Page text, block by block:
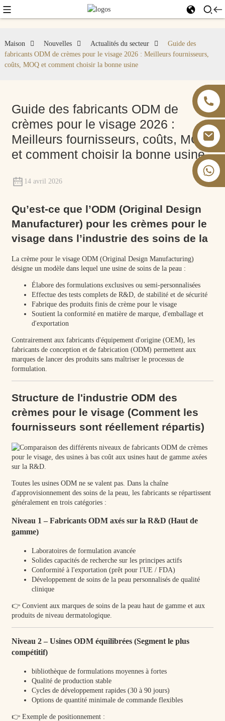
Maison Nouvelles Actualités du secteur
Guide des
fabricants ODM de crèmes pour le visage 2026 : Meilleurs fournisseurs,
coûts, MOQ et comment choisir la bonne usine
Guide des fabricants ODM de
crèmes pour le visage 2026 :
Meilleurs fournisseurs, coûts, MOQ
et comment choisir la bonne usine
14 avril 2026
Qu’est-ce que l’ODM (Original Design
Manufacturer) pour les crèmes pour le
visage dans l’industrie des soins de la
La crème pour le visage ODM (Original Design Manufacturing)
désigne un modèle dans lequel une usine de soins de la peau :
Élabore des formulations exclusives ou semi-personnalisées
Effectue des tests complets de R&D, de stabilité et de sécurité
Fabrique des produits finis de crème pour le visage
Soutient la conformité en matière de marque, d'emballage et
d'exportation
Contrairement aux fabricants d'équipement d'origine (OEM), les
fabricants de conception et de fabrication (ODM) permettent aux
marques de lancer des produits sans maîtriser le processus de
formulation.
Structure de l'industrie ODM des
crèmes pour le visage (Comment les
fournisseurs sont réellement répartis)
Toutes les usines ODM ne se valent pas. Dans la chaîne
d'approvisionnement des soins de la peau, les fabricants se répartissent
généralement en trois catégories :
Niveau 1 – Fabricants ODM axés sur la R&D (Haut de
gamme)
Laboratoires de formulation avancée
Solides capacités de recherche sur les principes actifs
Conformité à l'exportation (prêt pour l'UE / FDA)
Développement de soins de la peau personnalisés de qualité
clinique
👉 Convient aux marques de soins de la peau haut de gamme et aux
produits de niveau dermatologique.
Niveau 2 – Usines ODM équilibrées (Segment le plus
compétitif)
bibliothèque de formulations moyennes à fortes
Qualité de production stable
Cycles de développement rapides (30 à 90 jours)
Options de quantité minimale de commande flexibles
👉 Exemple de positionnement :